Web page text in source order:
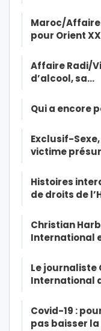
Maroc/Affaire
pour Orient
Affaire Radi/
d’alcool, sa…
Qui a encore
Exclusif-
victime
Histoires
de droits de
Christian
International
Le journaliste
International
Covid-19 :
pas baisser